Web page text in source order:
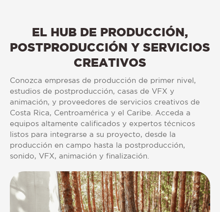
EL HUB DE PRODUCCIÓN,
POSTPRODUCCIÓN Y SERVICIOS
CREATIVOS
Conozca empresas de producción de primer nivel,
estudios de postproducción, casas de VFX y
animación, y proveedores de servicios creativos de
Costa Rica, Centroamérica y el Caribe. Acceda a
equipos altamente calificados y expertos técnicos
listos para integrarse a su proyecto, desde la
producción en campo hasta la postproducción,
sonido, VFX, animación y finalización.